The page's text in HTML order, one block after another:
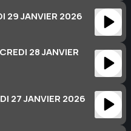
29 JANVIER 2026
28 JANVIER
27 JANVIER 2026